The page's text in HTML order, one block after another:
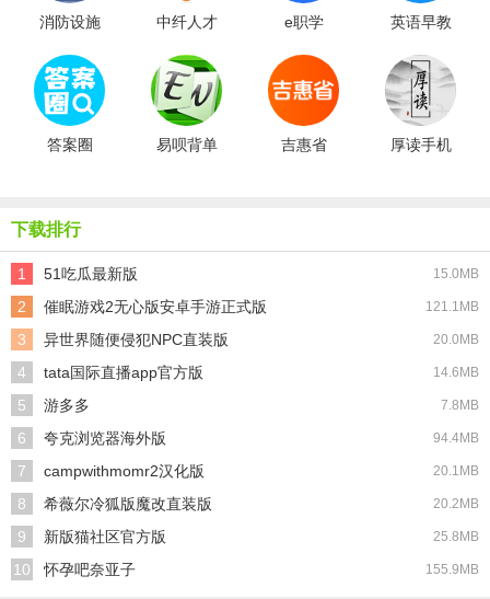
消防设施
中纤人才
e职学 英语早教
答案圈
易呗背单
吉惠省
厚读手机
下载排行
1 51吃瓜最新版 15.0MB
2 催眠游戏2无心版安卓手游正式版 121.1MB
3 异世界随便侵犯NPC直装版 20.0MB
4 tata国际直播app官方版 14.6MB
5 游多多 7.8MB
6 夸克浏览器海外版 94.4MB
7 campwithmomr2汉化版 20.1MB
8 希薇尔冷狐版魔改直装版 20.2MB
9 新版猫社区官方版 25.8MB
10 怀孕吧奈亚子 155.9MB